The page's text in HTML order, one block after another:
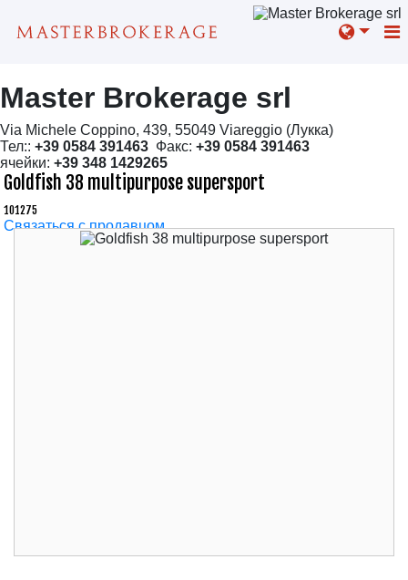
Master Brokerage srl
Via Michele Coppino, 439, 55049 Viareggio (Лукка)
Тел:: +39 0584 391463 Факс: +39 0584 391463
ячейки: +39 348 1429265
Goldfish 38 multipurpose supersport
101275
Связаться с продавцом